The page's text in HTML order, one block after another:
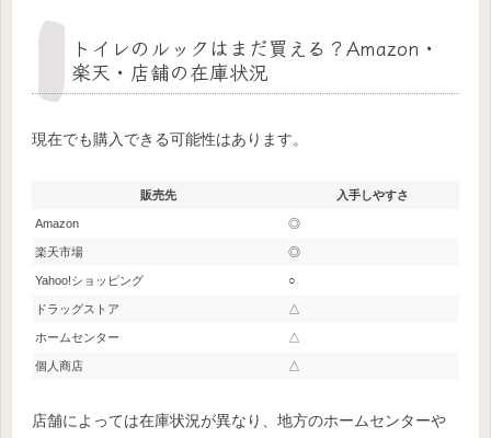
トイレのルックはまだ買える？Amazon・
楽天・店舗の在庫状況
現在でも購入できる可能性はあります。
販売先 入手しやすさ
Amazon ◎
楽天市場 ◎
Yahoo!ショッピング ○
ドラッグストア △
ホームセンター △
個人商店 △
店舗によっては在庫状況が異なり、地方のホームセンターや